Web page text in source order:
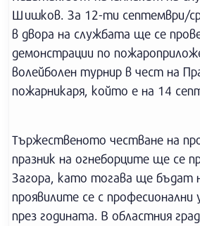
Шишков. За 12-ти септември/
в двора на службата ще се
демонстрации по
волейболен турнир в чест на
пожарникаря, който е на 14
Тържественото честване на
празник на огнеборците ще се
Загора, като тогава ще бъдат
проявилите се с професионални
през годината. В областния